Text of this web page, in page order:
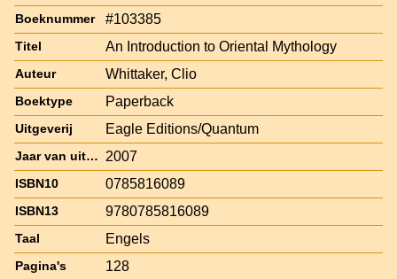
Boeknummer #103385
Titel An Introduction to Oriental Mythology
Auteur Whittaker, Clio
Boektype Paperback
Uitgeverij Eagle Editions/Quantum
Jaar van uitgave 2007
ISBN10 0785816089
ISBN13 9780785816089
Taal Engels
Pagina's 128